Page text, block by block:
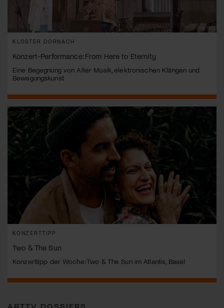
KLOSTER DORNACH
Konzert-Performance: From Here to Eternity
Eine Begegnung von Alter Musik, elektronischen Klängen und
Bewegungskunst
KONZERTTIPP
Two & The Sun
Konzerttipp der Woche: Two & The Sun im Atlantis, Basel
ARTTV DOSSIERS